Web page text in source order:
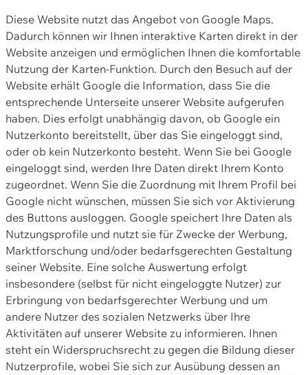
Diese Website nutzt das Angebot von Google Maps.
Dadurch können wir Ihnen interaktive Karten direkt in der
Website anzeigen und ermöglichen Ihnen die komfortable
Nutzung der Karten-Funktion. Durch den Besuch auf der
Website erhält Google die Information, dass Sie die
entsprechende Unterseite unserer Website aufgerufen
haben. Dies erfolgt unabhängig davon, ob Google ein
Nutzerkonto bereitstellt, über das Sie eingeloggt sind,
oder ob kein Nutzerkonto besteht. Wenn Sie bei Google
eingeloggt sind, werden Ihre Daten direkt Ihrem Konto
zugeordnet. Wenn Sie die Zuordnung mit Ihrem Profil bei
Google nicht wünschen, müssen Sie sich vor Aktivierung
des Buttons ausloggen. Google speichert Ihre Daten als
Nutzungsprofile und nutzt sie für Zwecke der Werbung,
Marktforschung und/oder bedarfsgerechten Gestaltung
seiner Website. Eine solche Auswertung erfolgt
insbesondere (selbst für nicht eingeloggte Nutzer) zur
Erbringung von bedarfsgerechter Werbung und um
andere Nutzer des sozialen Netzwerks über Ihre
Aktivitäten auf unserer Website zu informieren. Ihnen
steht ein Widerspruchsrecht zu gegen die Bildung dieser
Nutzerprofile, wobei Sie sich zur Ausübung dessen an